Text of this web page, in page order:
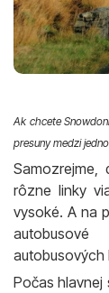
Ak chcete
presuny medzi
rôzne linky
vysoké. A na
autobusových
Počas hlavnej